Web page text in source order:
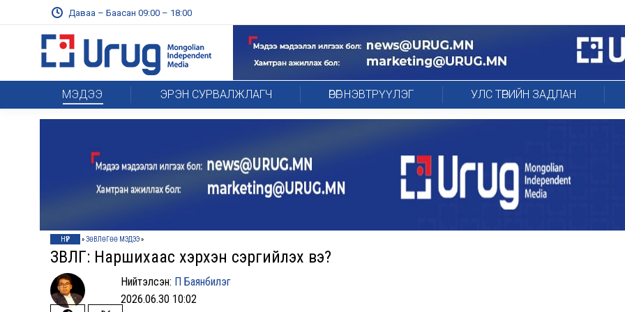
Даваа – Баасан 09:00 – 18:00
МЭДЭЭ ЭРЭН СУРВАЛЖЛАГЧ ӨРӨГ НЭВТРҮҮЛЭГ УЛС ТӨРИЙН ЗАДЛАН
НҮҮР »ЗӨВЛӨГӨӨ МЭДЭЭ»
ЗӨВЛӨГӨӨ: Наршихаас хэрхэн сэргийлэх вэ?
Нийтэлсэн: П Баянбилэг
2026.06.30 10:02